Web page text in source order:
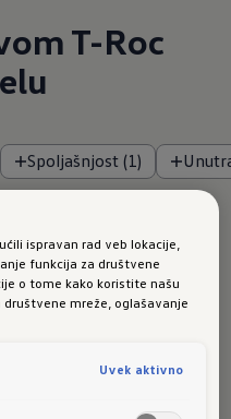
T-Roc
Spoljašnjost (1)
ispravan rad veb lokacije,
funkcija za društvene
o tome kako koristite našu
mreže, oglašavanje
Uvek aktivno